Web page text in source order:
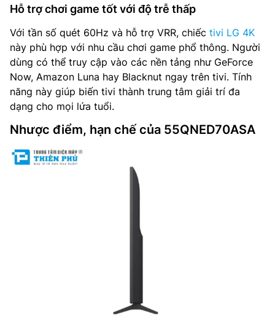
Hỗ trợ chơi game tốt với độ trễ thấp
Với tần số quét 60Hz và hỗ trợ VRR, chiếc tivi LG 4K
này phù hợp với nhu cầu chơi game phổ thông. Người
dùng có thể truy cập vào các nền tảng như GeForce
Now, Amazon Luna hay Blacknut ngay trên tivi. Tính
năng này giúp biến tivi thành trung tâm giải trí đa
dạng cho mọi lứa tuổi.
Nhược điểm, hạn chế của 55QNED70ASA